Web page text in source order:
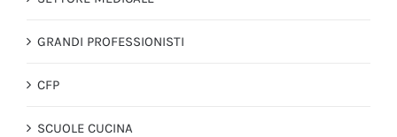
GRANDI PROFESSIONISTI
CFP
SCUOLE CUCINA